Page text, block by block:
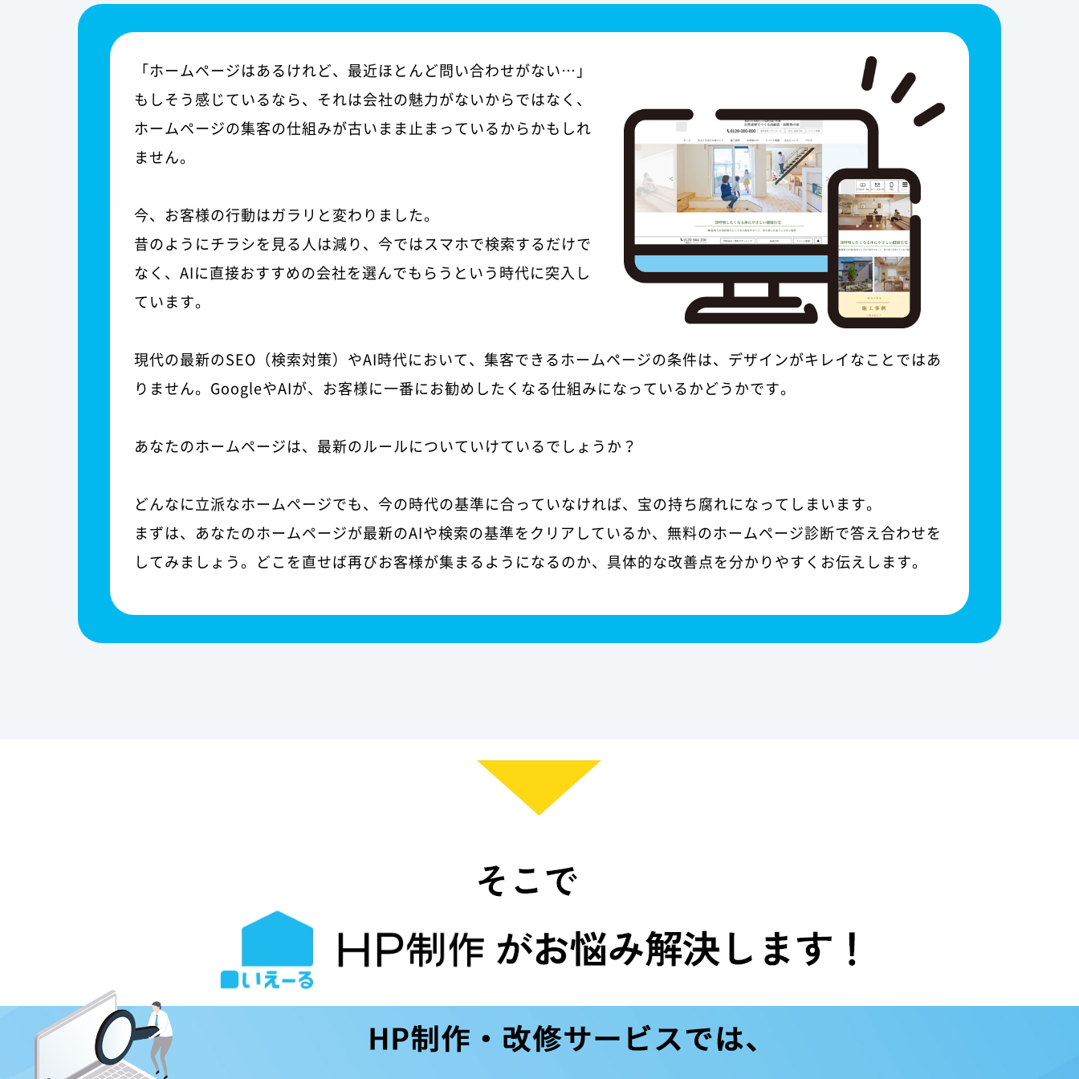
「ホームページはあるけれど、最近ほとんど問い合わせがない…」
もしそう感じているなら、それは会社の魅力がないからではなく、
ホームページの集客の仕組みが古いまま止まっているからかもしれ
ません。
今、お客様の行動はガラリと変わりました。
昔のようにチラシを見る人は減り、今ではスマホで検索するだけで
なく、AIに直接おすすめの会社を選んでもらうという時代に突入し
ています。
現代の最新のSEO（検索対策）やAI時代において、集客できるホームページの条件は、デザインがキレイなことではあ
りません。GoogleやAIが、お客様に一番にお勧めしたくなる仕組みになっているかどうかです。
あなたのホームページは、最新のルールについていけているでしょうか？
どんなに立派なホームページでも、今の時代の基準に合っていなければ、宝の持ち腐れになってしまいます。
まずは、あなたのホームページが最新のAIや検索の基準をクリアしているか、無料のホームページ診断で答え合わせを
してみましょう。どこを直せば再びお客様が集まるようになるのか、具体的な改善点を分かりやすくお伝えします。